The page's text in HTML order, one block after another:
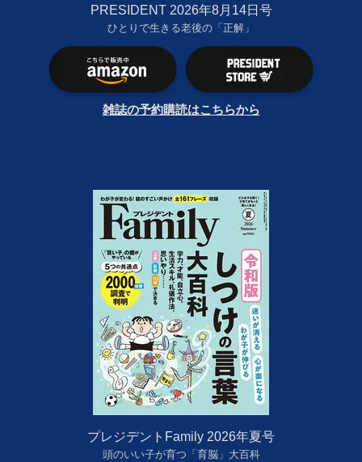
PRESIDENT 2026年8月14日号
ひとりで生きる老後の「正解」
雑誌の予約購読はこちらから
プレジデントFamily 2026年夏号
頭のいい子が育つ「育脳」大百科